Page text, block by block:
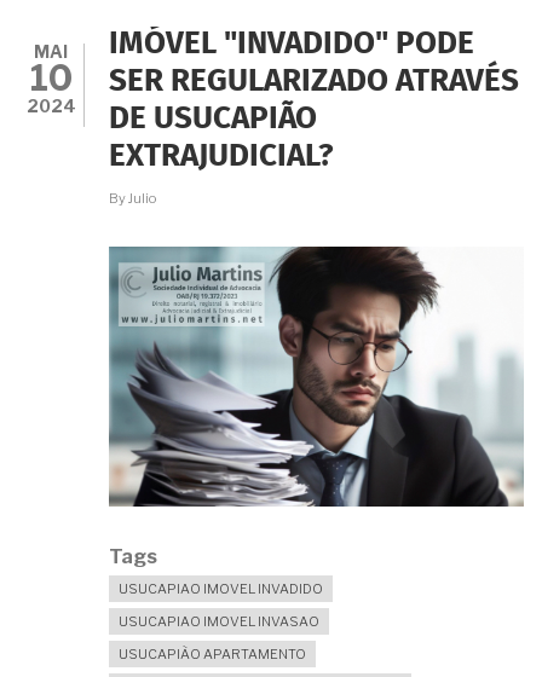
DO
MEU
IMÓVEL
POSSO
PERDÊ-
LO
PARA
DA
USUCAPIÃO?
MAI
10
2024
IMÓVEL "INVADIDO" PODE
SER REGULARIZADO ATRAVÉS
DE USUCAPIÃO
EXTRAJUDICIAL?
ByJulio
Tags
USUCAPIAO IMOVEL INVADIDO
USUCAPIAO IMOVEL INVASAO
USUCAPIÃO APARTAMENTO